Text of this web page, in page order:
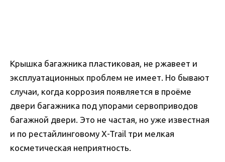
Крышка багажника пластиковая, не ржавеет и
эксплуатационных проблем не имеет. Но бывают
случаи, когда коррозия появляется в проёме
двери багажника под упорами сервоприводов
багажной двери. Это не частая, но уже известная
и по рестайлинговому X-Trail три мелкая
косметическая неприятность.